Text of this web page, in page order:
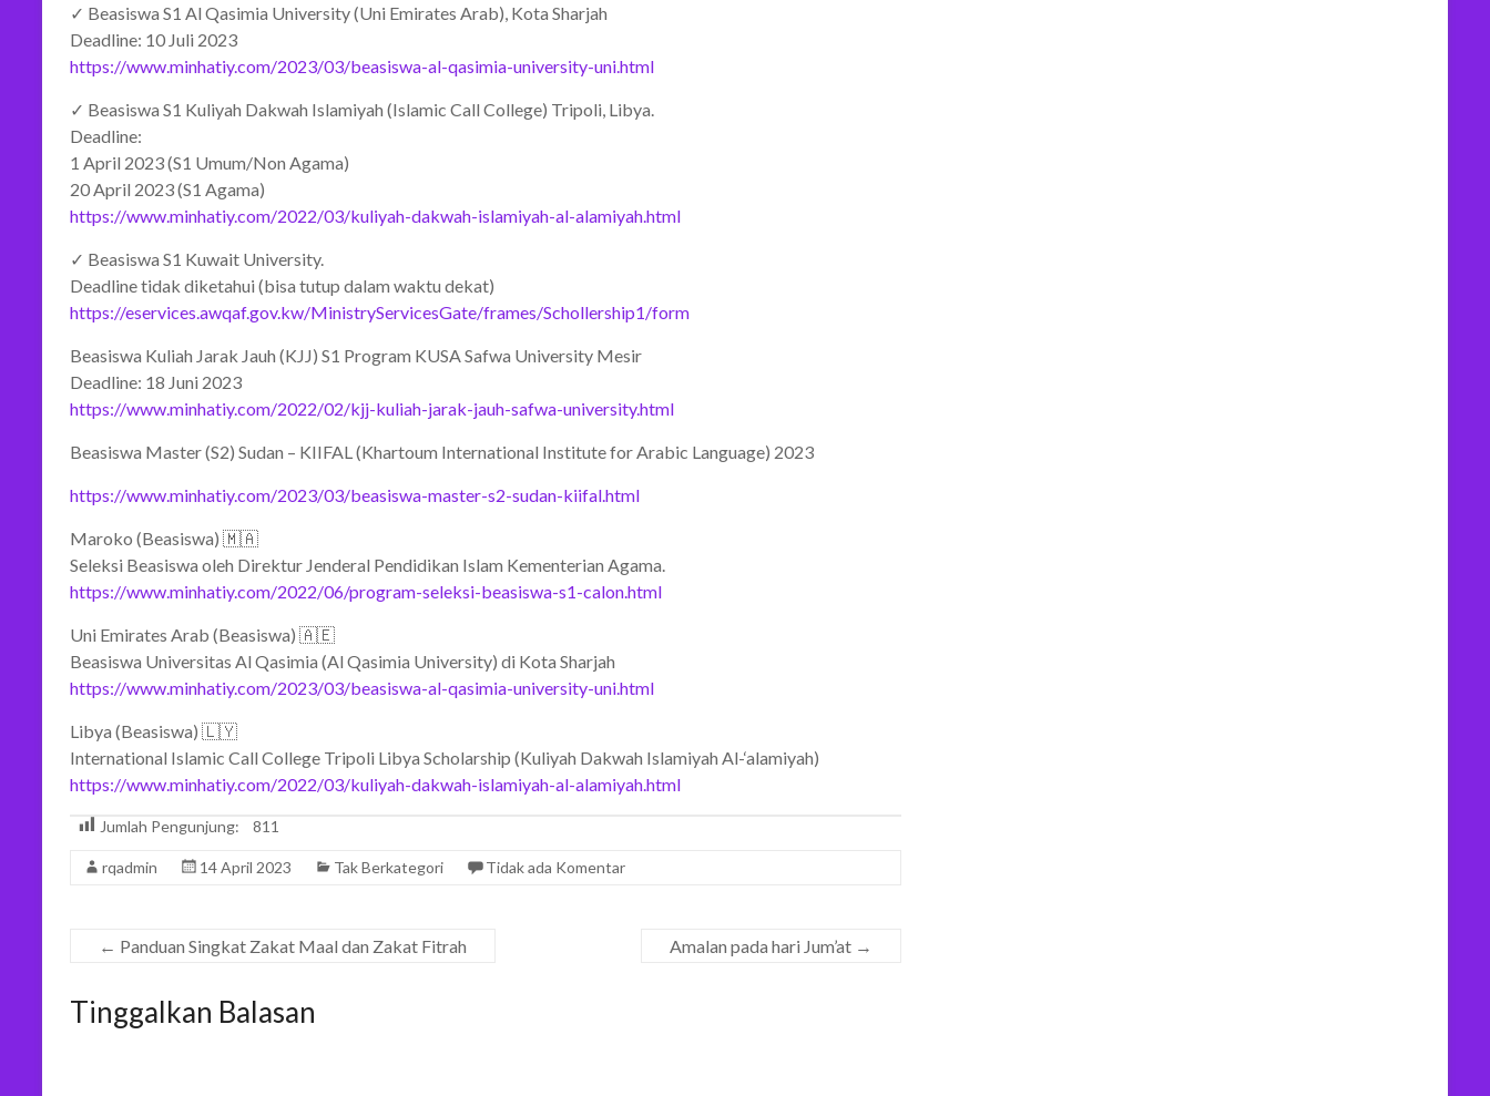
✓ Beasiswa S1 Al Qasimia University (Uni Emirates Arab), Kota Sharjah
Deadline: 10 Juli 2023
https://www.minhatiy.com/2023/03/beasiswa-al-qasimia-university-uni.html
✓ Beasiswa S1 Kuliyah Dakwah Islamiyah (Islamic Call College) Tripoli, Libya.
Deadline:
1 April 2023 (S1 Umum/Non Agama)
20 April 2023 (S1 Agama)
https://www.minhatiy.com/2022/03/kuliyah-dakwah-islamiyah-al-alamiyah.html
✓ Beasiswa S1 Kuwait University.
Deadline tidak diketahui (bisa tutup dalam waktu dekat)
https://eservices.awqaf.gov.kw/MinistryServicesGate/frames/Schollership1/form
Beasiswa Kuliah Jarak Jauh (KJJ) S1 Program KUSA Safwa University Mesir
Deadline: 18 Juni 2023
https://www.minhatiy.com/2022/02/kjj-kuliah-jarak-jauh-safwa-university.html
Beasiswa Master (S2) Sudan – KIIFAL (Khartoum International Institute for Arabic Language) 2023
https://www.minhatiy.com/2023/03/beasiswa-master-s2-sudan-kiifal.html
Maroko (Beasiswa) 🇲🇦
Seleksi Beasiswa oleh Direktur Jenderal Pendidikan Islam Kementerian Agama.
https://www.minhatiy.com/2022/06/program-seleksi-beasiswa-s1-calon.html
Uni Emirates Arab (Beasiswa) 🇦🇪
Beasiswa Universitas Al Qasimia (Al Qasimia University) di Kota Sharjah
https://www.minhatiy.com/2023/03/beasiswa-al-qasimia-university-uni.html
Libya (Beasiswa) 🇱🇾
International Islamic Call College Tripoli Libya Scholarship (Kuliyah Dakwah Islamiyah Al-‘alamiyah)
https://www.minhatiy.com/2022/03/kuliyah-dakwah-islamiyah-al-alamiyah.html
Jumlah Pengunjung: 811
rqadmin 14 April 2023 Tak Berkategori Tidak ada Komentar
← Panduan Singkat Zakat Maal dan Zakat Fitrah Amalan pada hari Jum’at →
Tinggalkan Balasan